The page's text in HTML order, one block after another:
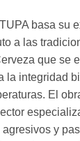
basa su
a las
que se
la integridad
El
y